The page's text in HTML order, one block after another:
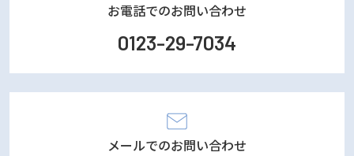
お電話でのお問い合わせ
0123-29-7034
メールでのお問い合わせ